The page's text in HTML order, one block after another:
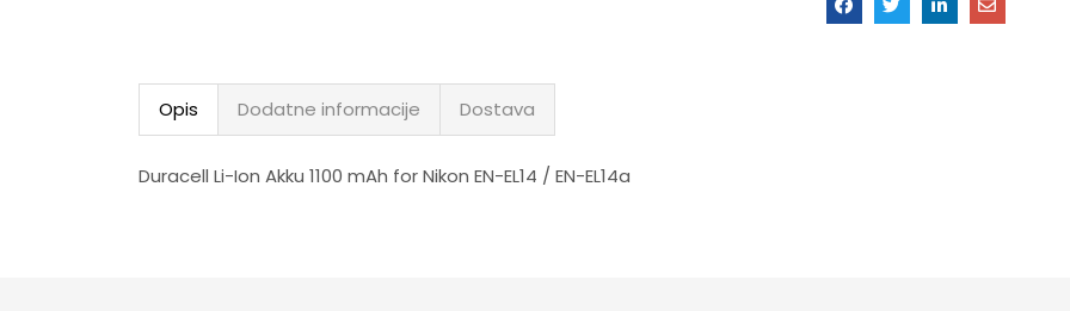
Opis Dodatne informacije Dostava
Duracell Li-Ion Akku 1100 mAh for Nikon EN-EL14 / EN-EL14a